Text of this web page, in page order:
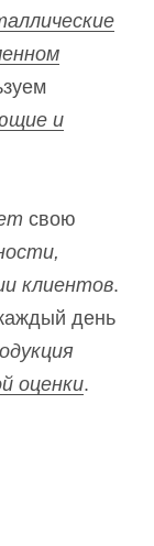
и
свою
клиентов.
день
оценки.